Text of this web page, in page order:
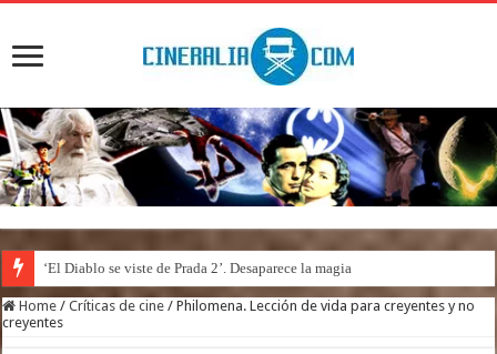
‘El Diablo se viste de Prada 2’. Desaparece la magia
Home / Críticas de cine / Philomena. Lección de vida para creyentes y no
creyentes